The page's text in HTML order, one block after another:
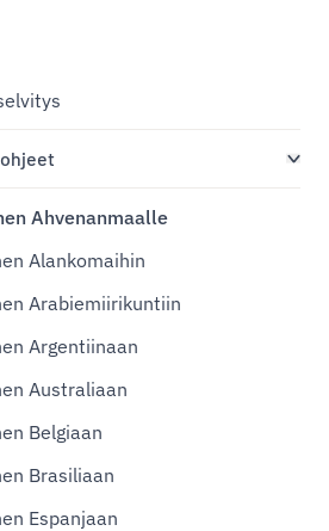
Ahvenanmaalle
Alankomaihin
Arabiemiirikuntiin
Argentiinaan
Australiaan
Belgiaan
Brasiliaan
Espanjaan